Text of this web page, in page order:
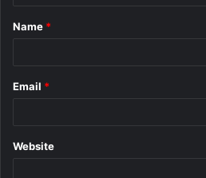
*
Name *
Email *
Website